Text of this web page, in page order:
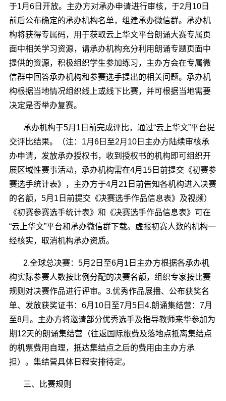
于1月6日开放。主办方对承办申请进行审核，于2月10日
前后公布确定的承办机构名单，组建承办微信群。承办机
构将获得专属码，用于获取云上华文平台朗诵大赛专属页
面中相关学习资源，请承办机构充分利用朗诵专题页面中
提供的资源，积极组织学生参加练习，主办方会在专属微
信群中回答承办机构和参赛选手提出的相关问题。承办机
构根据当地情况组织线上或线下比赛，并可根据当地需要
决定是否举办复赛。
承办机构于5月1日前完成评比，通过“云上华文”平台提
交评比结果。（注：1月6日至2月10日主办方陆续审核承
办申请，发放承办授权书，收到授权书的机构即可组织开
展区域性赛事活动，承办机构需在4月15日前提交《初赛参
赛选手统计表》，主办方于4月21日前告知各机构进入决赛
的名额，5月1日前提交《决赛选手作品信息表》及视频）
《初赛参赛选手统计表》和《决赛选手作品信息表》可在
“云上华文”平台和承办微信群下载。虚报初赛人数的机构一
经核实，取消机构承办资质。
2.全球总决赛：5月2日至6月1日主办方根据各承办机
构实际参赛人数按比例分配的决赛名额，组织专家按比赛
规则对决赛作品进行评审。3.优秀作品展播、公布获奖名
单、发放获奖证书：6月10日至7月5日4.朗诵集结营：7月
至8月。主办方将邀请部分优秀选手及指导教师来华参加为
期12天的朗诵集结营（往返国际旅费及落地点抵离集结点
的机票费用自理，抵达集结点之后的费用由主办方承
担）。集结营具体日程安排待定。
三、比赛规则